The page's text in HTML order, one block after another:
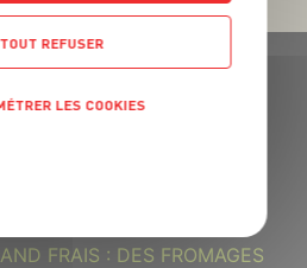
FRAIS : DES FROMAGES
TOUT REFUSER
LES COOKIES